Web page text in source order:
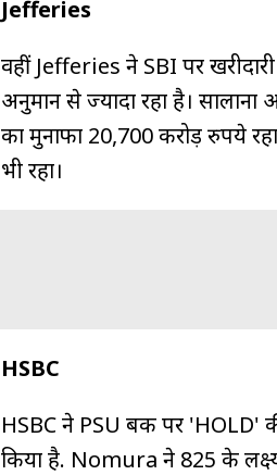
Jefferies
वहीं Jefferies ने SBI पर
अनुमान से ज्‍यादा रहा है। सालाना
का मुनाफा 20,700 करोड़ रुपये
भी रहा।
HSBC
HSBC ने PSU बैंक पर 'HOLD'
किया है. Nomura ने 825 के